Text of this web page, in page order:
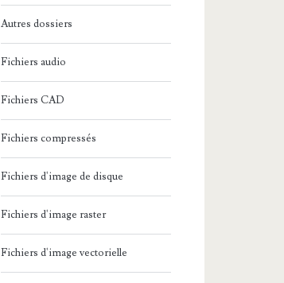
Autres dossiers
Fichiers audio
Fichiers CAD
Fichiers compressés
Fichiers d'image de disque
Fichiers d'image raster
Fichiers d'image vectorielle